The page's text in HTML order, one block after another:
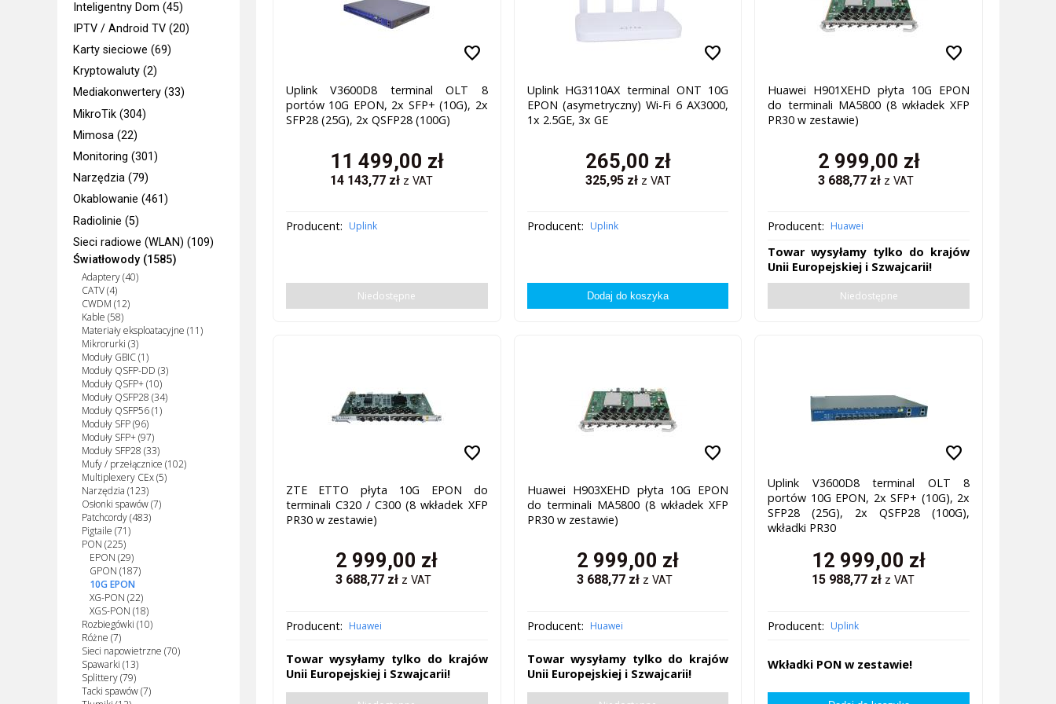
Inteligentny Dom (45)
IPTV / Android TV (20)
Karty sieciowe (69)
Kryptowaluty (2)
Mediakonwertery (33)
MikroTik (304)
Mimosa (22)
Monitoring (301)
Narzędzia (79)
Okablowanie (461)
Radiolinie (5)
Sieci radiowe (WLAN) (109)
Światłowody (1585)
Adaptery (40)
CATV (4)
CWDM (12)
Kable (58)
Materiały eksploatacyjne (11)
Mikrorurki (3)
Moduły GBIC (1)
Moduły QSFP-DD (3)
Moduły QSFP+ (10)
Moduły QSFP28 (34)
Moduły QSFP56 (1)
Moduły SFP (96)
Moduły SFP+ (97)
Moduły SFP28 (33)
Mufy / przełącznice (102)
Multiplexery CEx (5)
Narzędzia (123)
Osłonki spawów (7)
Patchcordy (483)
Pigtaile (71)
PON (225)
EPON (29)
GPON (187)
10G EPON
XG-PON (22)
XGS-PON (18)
Rozbiegówki (10)
Różne (7)
Sieci napowietrzne (70)
Spawarki (13)
Splittery (79)
Tacki spawów (7)
favorite
Uplink V3600D8 terminal OLT 8
portów 10G EPON, 2x SFP+ (10G), 2x
SFP28 (25G), 2x QSFP28 (100G)
11 499,00 zł
14 143,77zł z VAT
Producent: Uplink
Niedostępne
favorite
Uplink HG3110AX terminal ONT 10G
EPON (asymetryczny) Wi-Fi 6 AX3000,
1x 2.5GE, 3x GE
265,00 zł
325,95zł z VAT
Producent: Uplink
favorite
Huawei H901XEHD płyta 10G EPON
do terminali MA5800 (8 wkładek XFP
PR30 w zestawie)
2 999,00 zł
3 688,77zł z VAT
Producent: Huawei
Towar wysyłamy tylko do krajów
Unii Europejskiej i Szwajcarii!
Niedostępne
favorite
ZTE ETTO płyta 10G EPON do
terminali C320 / C300 (8 wkładek XFP
PR30 w zestawie)
2 999,00 zł
3 688,77 zł z VAT
Producent: Huawei
Towar wysyłamy tylko do krajów
Unii Europejskiej i Szwajcarii!
favorite
Huawei H903XEHD płyta 10G EPON
do terminali MA5800 (8 wkładek XFP
PR30 w zestawie)
2 999,00 zł
3 688,77 zł z VAT
Producent: Huawei
Towar wysyłamy tylko do krajów
Unii Europejskiej i Szwajcarii!
favorite
Uplink V3600D8 terminal OLT 8
portów 10G EPON, 2x SFP+ (10G), 2x
SFP28 (25G), 2x QSFP28 (100G),
wkładki PR30
12 999,00 zł
15 988,77 zł z VAT
Producent: Uplink
Wkładki PON w zestawie!